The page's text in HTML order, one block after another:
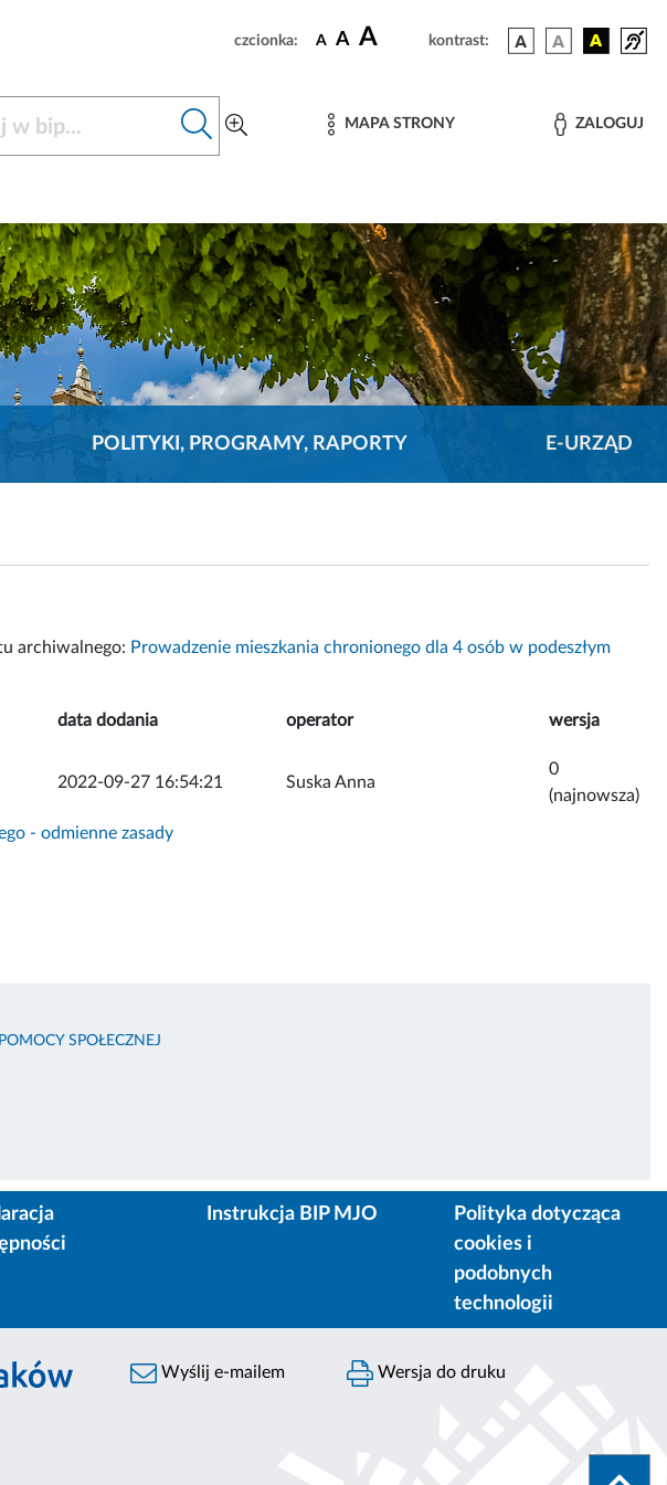
czcionka: A A A kontrast:
MAPA STRONY ZALOGUJ
POLITYKI, PROGRAMY, RAPORTY E-URZĄD
archiwalnego: Prowadzenie mieszkania chronionego dla 4 osób w podeszłym
data dodania operator wersja
2022-09-27 16:54:21 Suska Anna
0
(najnowsza)
- odmienne zasady
SPOŁECZNEJ
Instrukcja BIP MJO
Polityka dotycząca
cookies i
podobnych
technologii
Wyślij e-mailem Wersja do druku